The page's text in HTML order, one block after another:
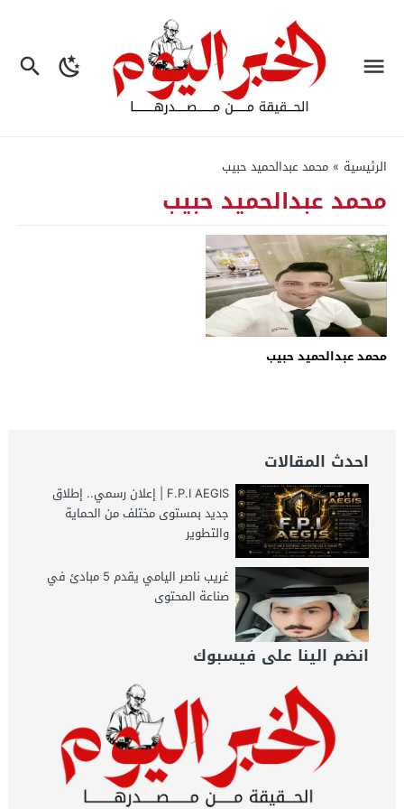
الرئيسية » محمد عبدالحميد حبيب
محمد عبدالحميد حبيب
محمد عبدالحميد حبيب
احدث المقالات
F.P.I AEGIS | إعلان رسمي.. إطلاق
جديد بمستوى مختلف من الحماية
والتطوير
غريب ناصر اليامي يقدم 5 مبادئ في
صناعة المحتوى
انضم الينا على فيسبوك